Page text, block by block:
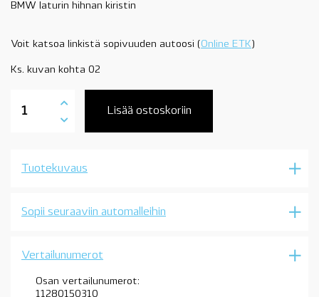
BMW laturin hihnan kiristin
Voit katsoa linkistä sopivuuden autoosi ( Online ETK )
Ks. kuvan kohta 02
moniurahihnan
määrä
Lisää ostoskoriin
Tuotekuvaus
Sopii seuraaviin automalleihin
Vertailunumerot
Osan vertailunumerot:
11280150310